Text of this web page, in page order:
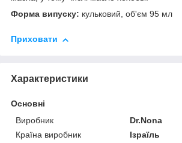
Форма випуску: кульковий, об'єм 95 мл
Приховати
Характеристики
Основні
Виробник
Dr.Nona
Країна виробник
Ізраїль